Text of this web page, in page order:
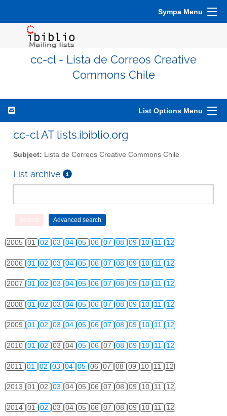
Sympa Menu
cc-cl - Lista de Correos Creative
Commons Chile
List Options Menu
cc-cl AT lists.ibiblio.org
Subject: Lista de Correos Creative Commons Chile
List archive
2005 01 02 03 04 05 06 07 08 09 10 11 12
2006 01 02 03 04 05 06 07 08 09 10 11 12
2007 01 02 03 04 05 06 07 08 09 10 11 12
2008 01 02 03 04 05 06 07 08 09 10 11 12
2009 01 02 03 04 05 06 07 08 09 10 11 12
2010 01 02 03 04 05 06 07 08 09 10 11 12
2011 01 02 03 04 05 06 07 08 09 10 11 12
2013 01 02 03 04 05 06 07 08 09 10 11 12
2014 01 02 03 04 05 06 07 08 09 10 11 12